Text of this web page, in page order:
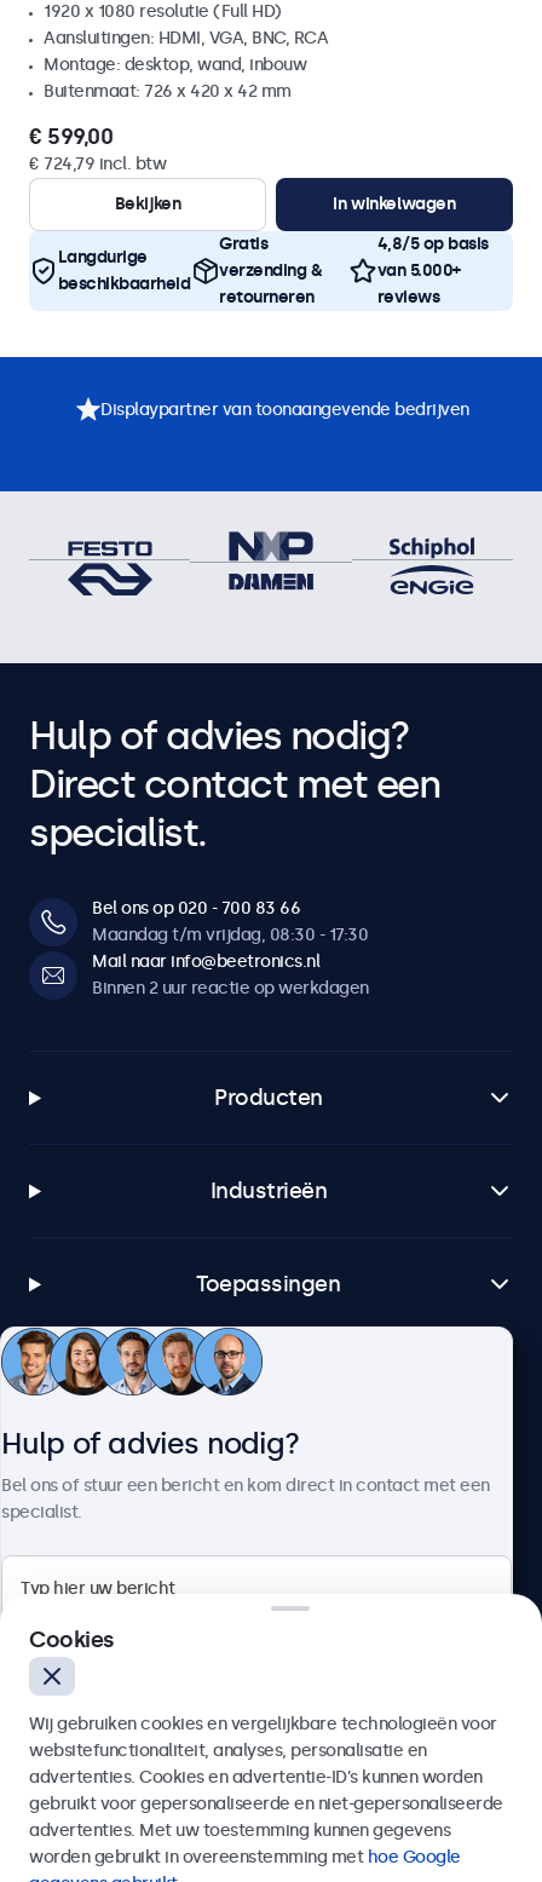
1920 x 1080 resolutie (Full HD)
Aansluitingen: HDMI, VGA, BNC, RCA
Montage: desktop, wand, inbouw
Buitenmaat: 726 x 420 x 42 mm
€ 599,00
€ 724,79 incl. btw
Bekijken
In winkelwagen
Langdurige
beschikbaarheid
Gratis
verzending &
retourneren
4,8/5 op basis
van 5.000+
reviews
Displaypartner van toonaangevende bedrijven
Hulp of advies nodig?
Direct contact met een
specialist.
Bel ons op 020 - 700 83 66
Maandag t/m vrijdag, 08:30 - 17:30
Mail naar info@beetronics.nl
Binnen 2 uur reactie op werkdagen
Producten
Industrieën
Toepassingen
Klantenservice
4.8/5 door 5000+ bedrijven
Nederlands
Hulp of advies nodig?
Bel ons of stuur een bericht en kom direct in contact met een
specialist.
Verzenden
Cookies
Wij gebruiken cookies en vergelijkbare technologieën voor
websitefunctionaliteit, analyses, personalisatie en
advertenties. Cookies en advertentie-ID’s kunnen worden
gebruikt voor gepersonaliseerde en niet-gepersonaliseerde
advertenties. Met uw toestemming kunnen gegevens
worden gebruikt in overeenstemming met hoe Google